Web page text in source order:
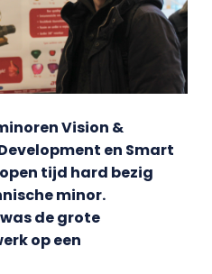
Vision &
en Smart
tijd hard bezig
minor.
de grote
op een